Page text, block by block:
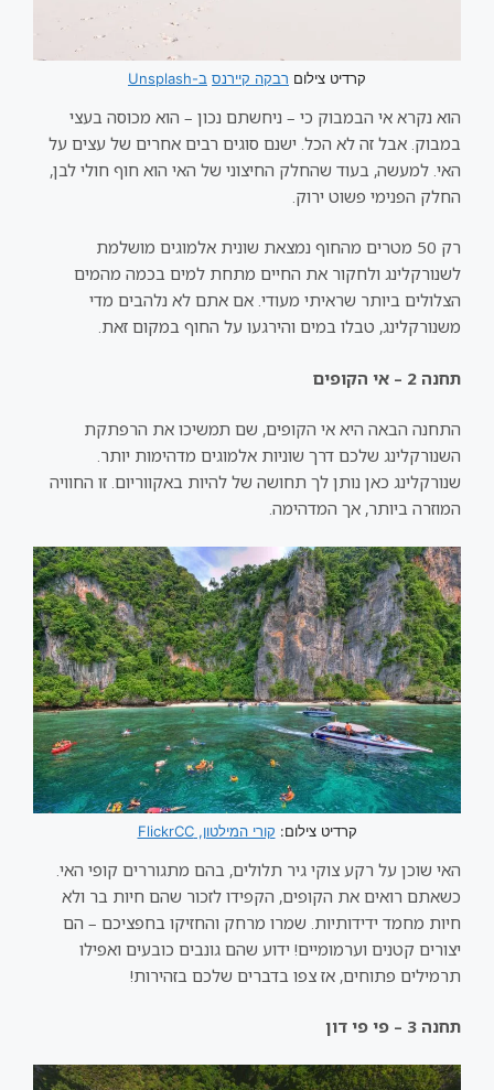
קרדיט צילום רבקה קיירנס ב-Unsplash
הוא נקרא אי הבמבוק כי – ניחשתם נכון – הוא מכוסה בעצי
במבוק. אבל זה לא הכל. ישנם סוגים רבים אחרים של עצים על
האי. למעשה, בעוד שהחלק החיצוני של האי הוא חוף חולי לבן,
החלק הפנימי פשוט ירוק.
רק 50 מטרים מהחוף נמצאת שונית אלמוגים מושלמת
לשנורקלינג ולחקור את החיים מתחת למים בכמה מהמים
הצלולים ביותר שראיתי מעודי. אם אתם לא נלהבים מדי
משנורקלינג, טבלו במים והירגעו על החוף במקום זאת.
תחנה 2 – אי הקופים
התחנה הבאה היא אי הקופים, שם תמשיכו את הרפתקת
השנורקלינג שלכם דרך שוניות אלמוגים מדהימות יותר.
שנורקלינג כאן נותן לך תחושה של להיות באקווריום. זו החוויה
המוזרה ביותר, אך המדהימה.
קרדיט צילום: קורי המילטון, FlickrCC
האי שוכן על רקע צוקי גיר תלולים, בהם מתגוררים קופי האי.
כשאתם רואים את הקופים, הקפידו לזכור שהם חיות בר ולא
חיות מחמד ידידותיות. שמרו מרחק והחזיקו בחפציכם – הם
יצורים קטנים וערמומיים! ידוע שהם גונבים כובעים ואפילו
תרמילים פתוחים, אז צפו בדברים שלכם בזהירות!
תחנה 3 – פי פי דון